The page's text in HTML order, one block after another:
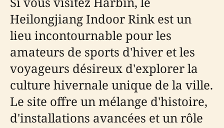
Heilongjiang Indoor Rink est un
lieu incontournable pour les
amateurs de sports d'hiver et les
voyageurs désireux d'explorer la
culture hivernale unique de la ville.
Le site offre un mélange d'histoire,
d'installations avancées et un rôle